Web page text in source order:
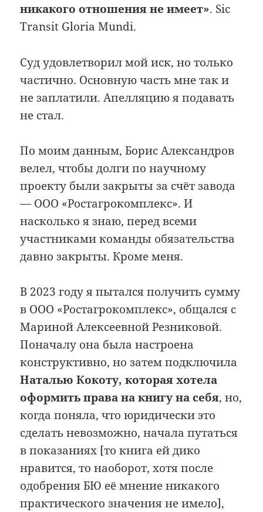
никакого отношения не имеет». Sic
Transit Gloria Mundi.
Суд удовлетворил мой иск, но только
частично. Основную часть мне так и
не заплатили. Апелляцию я подавать
не стал.
По моим данным, Борис Александров
велел, чтобы долги по научному
проекту были закрыты за счёт завода
— ООО «Ростагрокомплекс». И
насколько я знаю, перед всеми
участниками команды обязательства
давно закрыты. Кроме меня.
В 2023 году я пытался получить сумму
в ООО «Ростагрокомплекс», общался с
Мариной Алексеевной Резниковой.
Поначалу она была настроена
конструктивно, но затем подключила
Наталью Кокоту, которая хотела
оформить права на книгу на себя, но,
когда поняла, что юридически это
сделать невозможно, начала путаться
в показаниях [то книга ей дико
нравится, то наоборот, хотя после
одобрения БЮ её мнение никакого
практического значения не имело],